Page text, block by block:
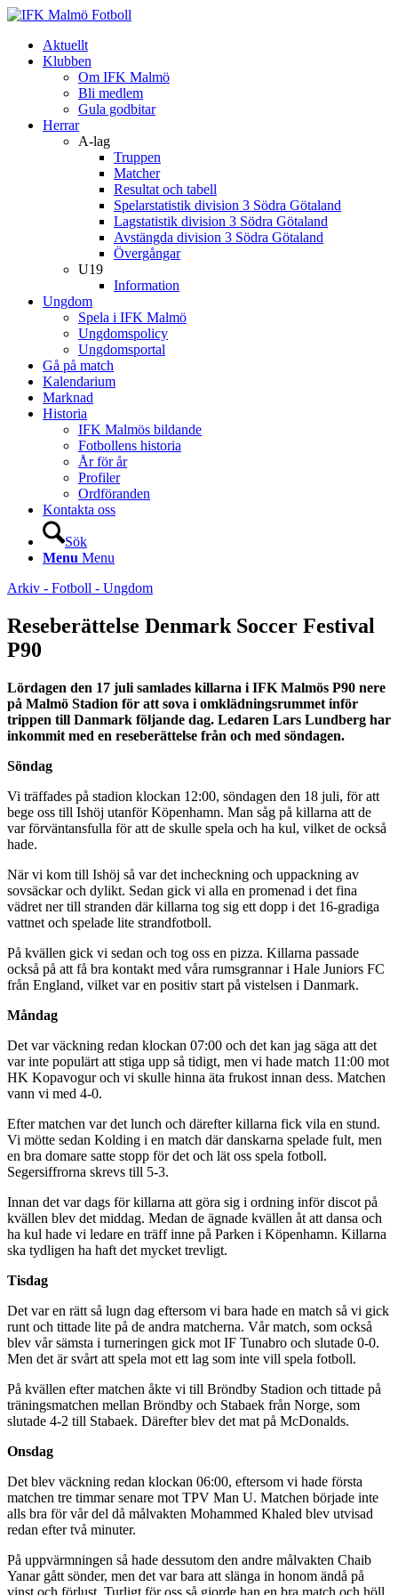
Aktuellt
Klubben
Om IFK Malmö
Bli medlem
Gula godbitar
Herrar
A-lag
Truppen
Matcher
Resultat och tabell
Spelarstatistik division 3 Södra Götaland
Lagstatistik division 3 Södra Götaland
Avstängda division 3 Södra Götaland
Övergångar
U19
Information
Ungdom
Spela i IFK Malmö
Ungdomspolicy
Ungdomsportal
Gå på match
Kalendarium
Marknad
Historia
IFK Malmös bildande
Fotbollens historia
År för år
Profiler
Ordföranden
Kontakta oss
Sök
Menu Menu
Arkiv - Fotboll - Ungdom
Reseberättelse Denmark Soccer Festival
P90
Lördagen den 17 juli samlades killarna i IFK Malmös P90 nere
på Malmö Stadion för att sova i omklädningsrummet inför
trippen till Danmark följande dag. Ledaren Lars Lundberg har
inkommit med en reseberättelse från och med söndagen.
Söndag
Vi träffades på stadion klockan 12:00, söndagen den 18 juli, för att
bege oss till Ishöj utanför Köpenhamn. Man såg på killarna att de
var förväntansfulla för att de skulle spela och ha kul, vilket de också
hade.
När vi kom till Ishöj så var det incheckning och uppackning av
sovsäckar och dylikt. Sedan gick vi alla en promenad i det fina
vädret ner till stranden där killarna tog sig ett dopp i det 16-gradiga
vattnet och spelade lite strandfotboll.
På kvällen gick vi sedan och tog oss en pizza. Killarna passade
också på att få bra kontakt med våra rumsgrannar i Hale Juniors FC
från England, vilket var en positiv start på vistelsen i Danmark.
Måndag
Det var väckning redan klockan 07:00 och det kan jag säga att det
var inte populärt att stiga upp så tidigt, men vi hade match 11:00 mot
HK Kopavogur och vi skulle hinna äta frukost innan dess. Matchen
vann vi med 4-0.
Efter matchen var det lunch och därefter killarna fick vila en stund.
Vi mötte sedan Kolding i en match där danskarna spelade fult, men
en bra domare satte stopp för det och lät oss spela fotboll.
Segersiffrorna skrevs till 5-3.
Innan det var dags för killarna att göra sig i ordning inför discot på
kvällen blev det middag. Medan de ägnade kvällen åt att dansa och
ha kul hade vi ledare en träff inne på Parken i Köpenhamn. Killarna
ska tydligen ha haft det mycket trevligt.
Tisdag
Det var en rätt så lugn dag eftersom vi bara hade en match så vi gick
runt och tittade lite på de andra matcherna. Vår match, som också
blev vår sämsta i turneringen gick mot IF Tunabro och slutade 0-0.
Men det är svårt att spela mot ett lag som inte vill spela fotboll.
På kvällen efter matchen åkte vi till Bröndby Stadion och tittade på
träningsmatchen mellan Bröndby och Stabaek från Norge, som
slutade 4-2 till Stabaek. Därefter blev det mat på McDonalds.
Onsdag
Det blev väckning redan klockan 06:00, eftersom vi hade första
matchen tre timmar senare mot TPV Man U. Matchen började inte
alls bra för vår del då målvakten Mohammed Khaled blev utvisad
redan efter två minuter.
På uppvärmningen så hade dessutom den andre målvakten Chaib
Yanar gått sönder, men det var bara att slänga in honom ändå på
vinst och förlust. Turligt för oss så gjorde han en bra match och höll